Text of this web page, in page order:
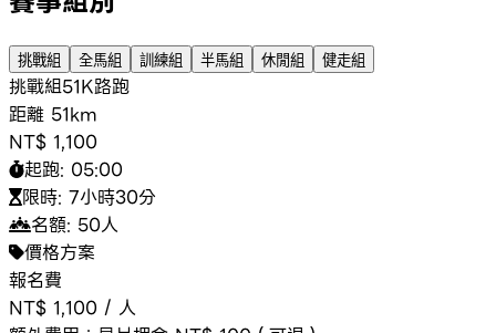
挑戰組 全馬組 訓練組 半馬組 休閒組 健走組
挑戰組51K路跑
距離 51km
NT$ 1,100
起跑: 05:00
限時: 7小時30分
名額: 50人
價格方案
報名費
NT$ 1,100 / 人